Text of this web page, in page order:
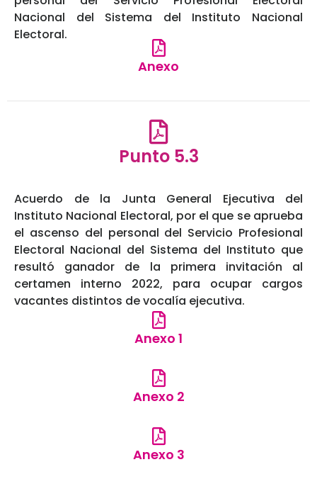
Nacional del Sistema del Instituto Nacional
Electoral.
Anexo
Punto 5.3
Acuerdo de la Junta General Ejecutiva del
Instituto Nacional Electoral, por el que se aprueba
el ascenso del personal del Servicio Profesional
Electoral Nacional del Sistema del Instituto que
resultó ganador de la primera invitación al
certamen interno 2022, para ocupar cargos
vacantes distintos de vocalía ejecutiva.
Anexo 1
Anexo 2
Anexo 3